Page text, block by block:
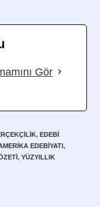
Gör
, EDEBI
EDEBIYATI,
, YÜZYILLIK